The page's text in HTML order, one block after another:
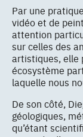
Par une
vidéo et de
attention
sur celles des
artistiques, elle
écosystème
laquelle nous
De son côté,
géologiques,
qu’étant